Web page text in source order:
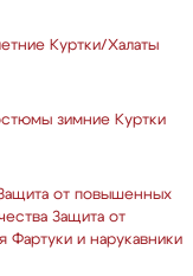
Куртки/Халаты
зимние Куртки
от повышенных
Защита от
Фартуки и нарукавники